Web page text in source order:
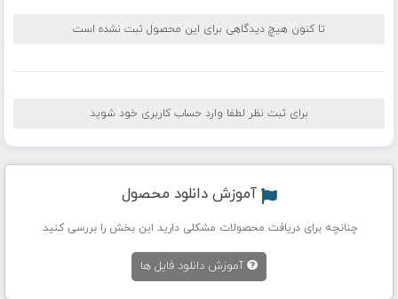
تا کنون هیچ دیدگاهی برای این محصول ثبت نشده است
برای ثبت نظر لطفا وارد حساب کاربری خود شوید
آموزش دانلود محصول
چنانچه برای دریافت محصولات مشکلی دارید این بخش را بررسی کنید.
آموزش دانلود فایل ها